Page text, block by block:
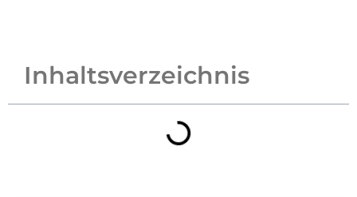
Inhaltsverzeichnis